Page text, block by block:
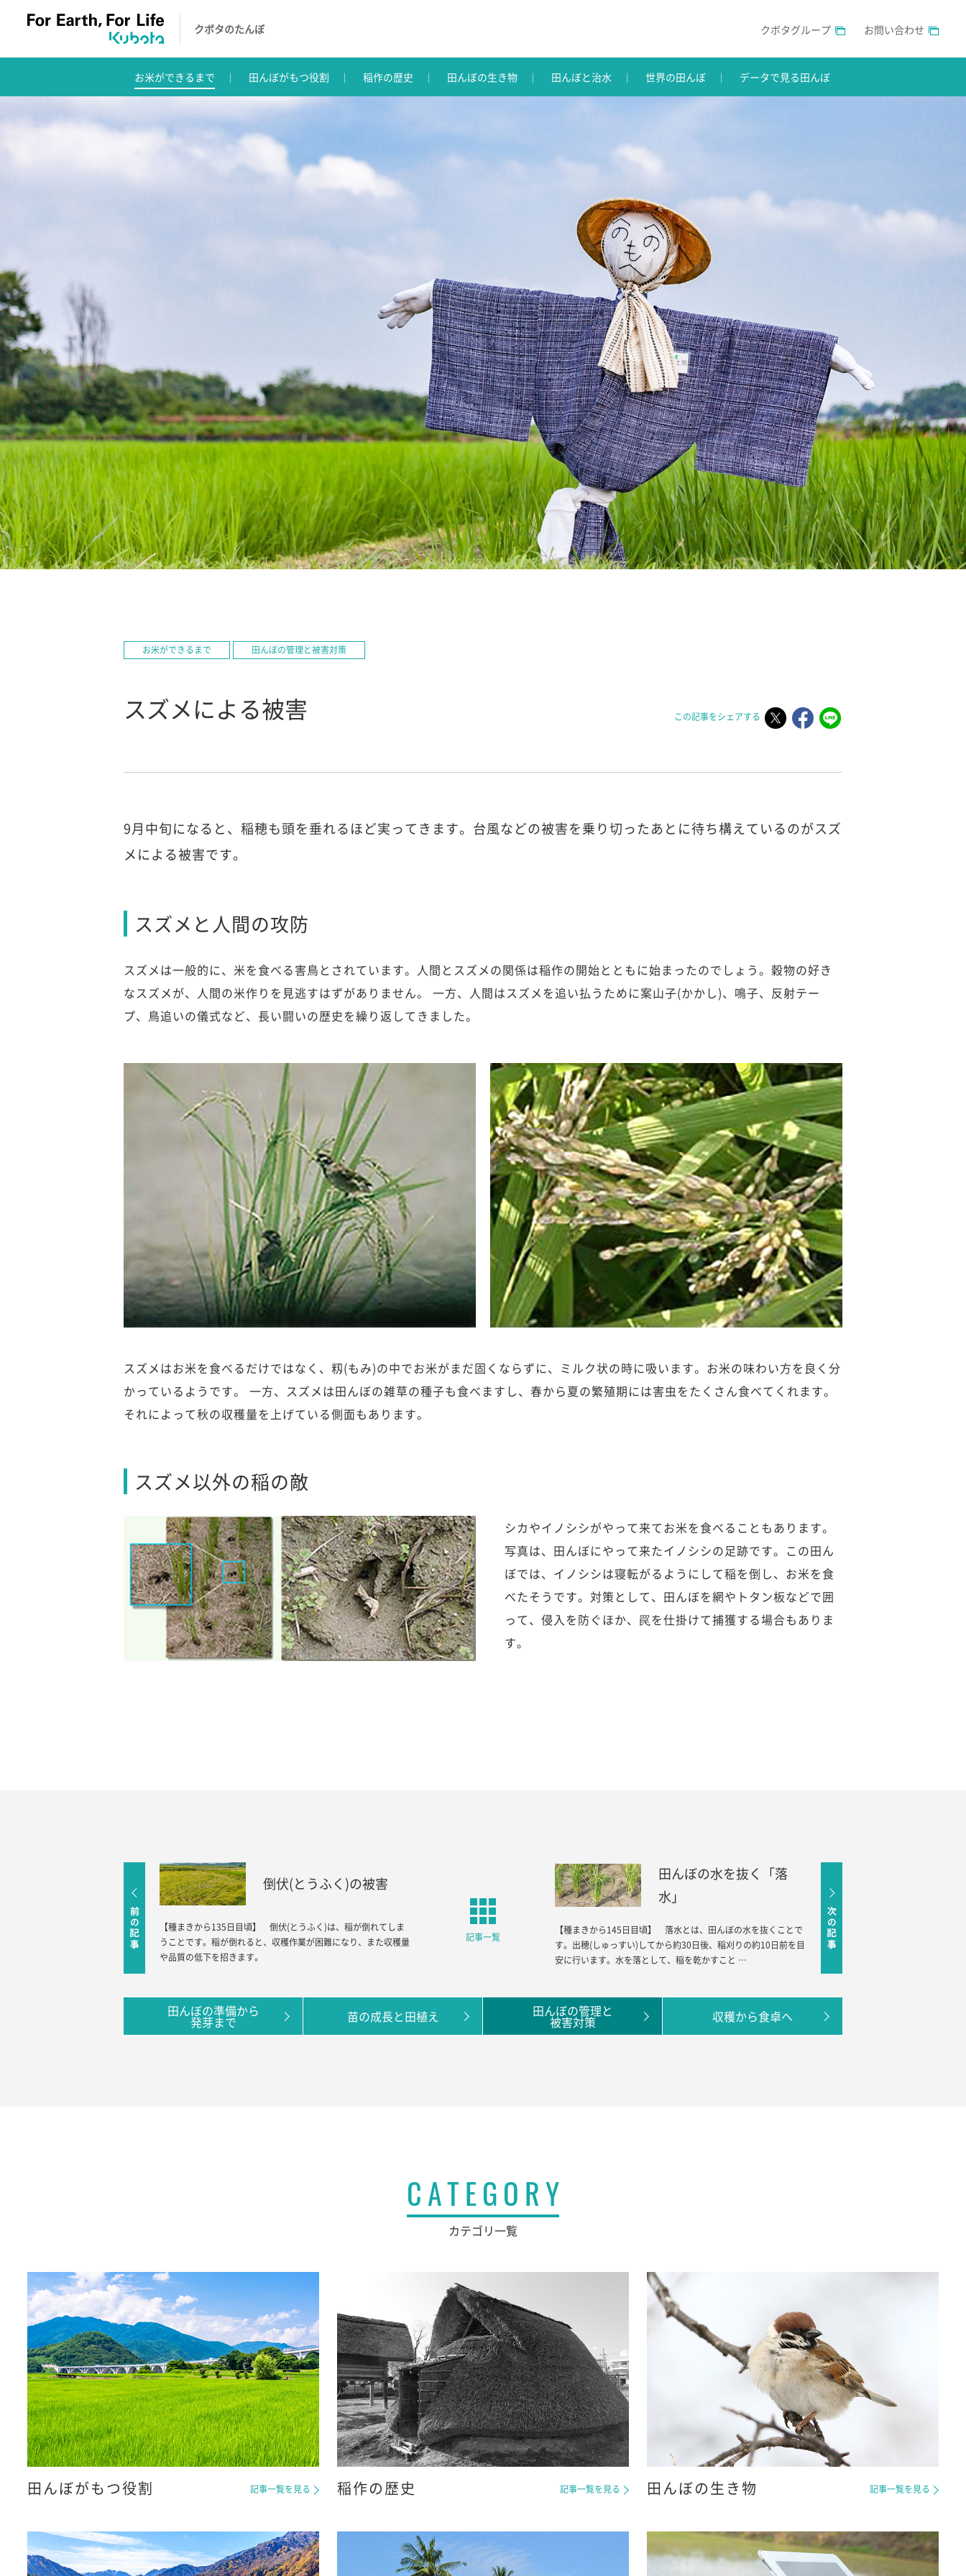
クボタのたんぼ クボタグループ お問い合わせ
お米ができるまで 田んぼがもつ役割 稲作の歴史 田んぼの生き物 田んぼと治水 世界の田んぼ データで見る田んぼ
お米ができるまで 田んぼの管理と被害対策
スズメによる被害 この記事をシェアする
9月中旬になると、稲穂も頭を垂れるほど実ってきます。台風などの被害を乗り切ったあとに待ち構えているのがスズ
メによる被害です。
スズメと人間の攻防
スズメは一般的に、米を食べる害鳥とされています。人間とスズメの関係は稲作の開始とともに始まったのでしょう。穀物の好き
なスズメが、人間の米作りを見逃すはずがありません。 一方、人間はスズメを追い払うために案山子(かかし)、鳴子、反射テー
プ、鳥追いの儀式など、長い闘いの歴史を繰り返してきました。
スズメはお米を食べるだけではなく、籾(もみ)の中でお米がまだ固くならずに、ミルク状の時に吸います。お米の味わい方を良く分
かっているようです。 一方、スズメは田んぼの雑草の種子も食べますし、春から夏の繁殖期には害虫をたくさん食べてくれます。
それによって秋の収穫量を上げている側面もあります。
スズメ以外の稲の敵
シカやイノシシがやって来てお米を食べることもあります。
写真は、田んぼにやって来たイノシシの足跡です。この田ん
ぼでは、イノシシは寝転がるようにして稲を倒し、お米を食
べたそうです。対策として、田んぼを網やトタン板などで囲
って、侵入を防ぐほか、罠を仕掛けて捕獲する場合もありま
す。
倒伏(とうふく)の被害
【種まきから135日目頃】 倒伏(とうふく)は、稲が倒れてしま
うことです。稲が倒れると、収穫作業が困難になり、また収穫量
や品質の低下を招きます。
記事一覧
田んぼの水を抜く「落
水」
【種まきから145日目頃】 落水とは、田んぼの水を抜くことで
す。出穂(しゅっすい)してから約30日後、稲刈りの約10日前を目
安に行います。水を落として、稲を乾かすこと …
田んぼの準備から
発芽まで 苗の成長と田植え 田んぼの管理と
被害対策 収穫から食卓へ
CATEGORY
カテゴリ一覧
田んぼがもつ役割 記事一覧を見る 稲作の歴史 記事一覧を見る 田んぼの生き物 記事一覧を見る